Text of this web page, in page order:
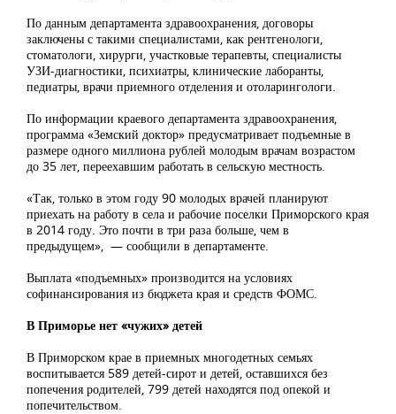
По данным департамента здравоохранения, договоры
заключены с такими специалистами, как рентгенологи,
стоматологи, хирурги, участковые терапевты, специалисты
УЗИ-диагностики, психиатры, клинические лаборанты,
педиатры, врачи приемного отделения и отоларингологи.
По информации краевого департамента здравоохранения,
программа «Земский доктор» предусматривает подъемные в
размере одного миллиона рублей молодым врачам возрастом
до 35 лет, переехавшим работать в сельскую местность.
«Так, только в этом году 90 молодых врачей планируют
приехать на работу в села и рабочие поселки Приморского края
в 2014 году. Это почти в три раза больше, чем в
предыдущем», — сообщили в департаменте.
Выплата «подъемных» производится на условиях
софинансирования из бюджета края и средств ФОМС.
В Приморье нет «чужих» детей
В Приморском крае в приемных многодетных семьях
воспитывается 589 детей-сирот и детей, оставшихся без
попечения родителей, 799 детей находятся под опекой и
попечительством.